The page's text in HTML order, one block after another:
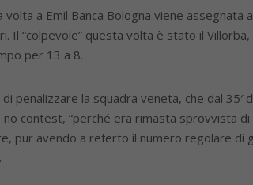
volta a Emil Banca Bologna viene assegnata
Il “colpevole” questa volta è stato il
per 13 a 8.
penalizzare la squadra veneta, che dal 35′
no contest, “perché era rimasta sprovvista
pur avendo a referto il numero regolare di